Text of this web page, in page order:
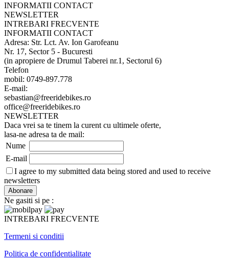
INFORMATII CONTACT
NEWSLETTER
INTREBARI FRECVENTE
INFORMATII CONTACT
Adresa: Str. Lct. Av. Ion Garofeanu
Nr. 17, Sector 5 - Bucuresti
(in apropiere de Drumul Taberei nr.1, Sectorul 6)
Telefon
mobil: 0749-897.778
E-mail:
sebastian@freeridebikes.ro
office@freeridebikes.ro
NEWSLETTER
Daca vrei sa te tinem la curent cu ultimele oferte,
lasa-ne adresa ta de mail:
Nume
E-mail
I agree to my submitted data being stored and used to receive
newsletters
Ne gasiti si pe :
INTREBARI FRECVENTE
Termeni si conditii
Politica de confidentialitate